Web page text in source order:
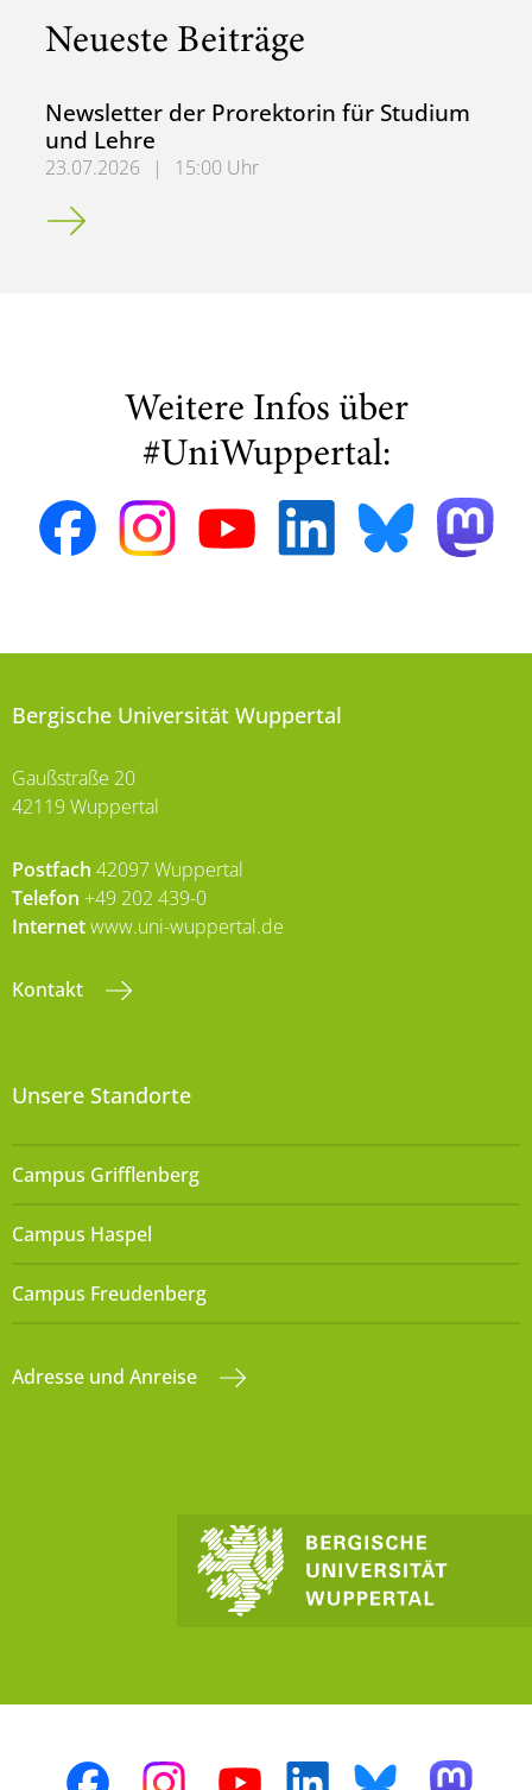
Neueste Beiträge
Newsletter der Prorektorin für Studium
und Lehre
23.07.2026 |
15:00 Uhr
Newsletter der Prorektorin für Studium und Lehre
Weitere Infos über
#UniWuppertal:
Bergische Universität Wuppertal
Gaußstraße 20
42119 Wuppertal
Postfach 42097 Wuppertal
Telefon +49 202 439-0
Internetwww.uni-wuppertal.de
Kontakt
Unsere Standorte
Campus Grifflenberg
Campus Haspel
Campus Freudenberg
Adresse und Anreise